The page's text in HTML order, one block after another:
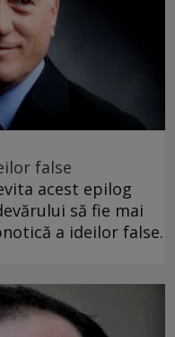
false
acest epilog
să fie mai
a ideilor false.